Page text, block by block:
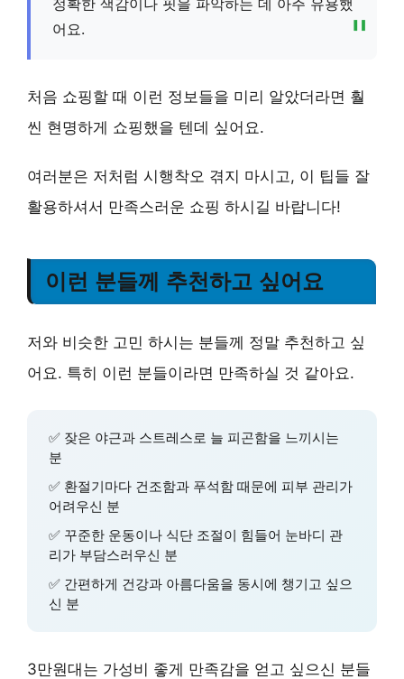
어요.
처음 쇼핑할 때 이런 정보들을 미리 알았더라면 훨
씬 현명하게 쇼핑했을 텐데 싶어요.
여러분은 저처럼 시행착오 겪지 마시고, 이 팁들 잘
활용하셔서 만족스러운 쇼핑 하시길 바랍니다!
이런 분들께 추천하고 싶어요
저와 비슷한 고민 하시는 분들께 정말 추천하고 싶
어요. 특히 이런 분들이라면 만족하실 것 같아요.
✅ 잦은 야근과 스트레스로 늘 피곤함을 느끼시는
분
✅ 환절기마다 건조함과 푸석함 때문에 피부 관리가
어려우신 분
✅ 꾸준한 운동이나 식단 조절이 힘들어 눈바디 관
리가 부담스러우신 분
✅ 간편하게 건강과 아름다움을 동시에 챙기고 싶으
신 분
3만원대는 가성비 좋게 만족감을 얻고 싶으신 분들